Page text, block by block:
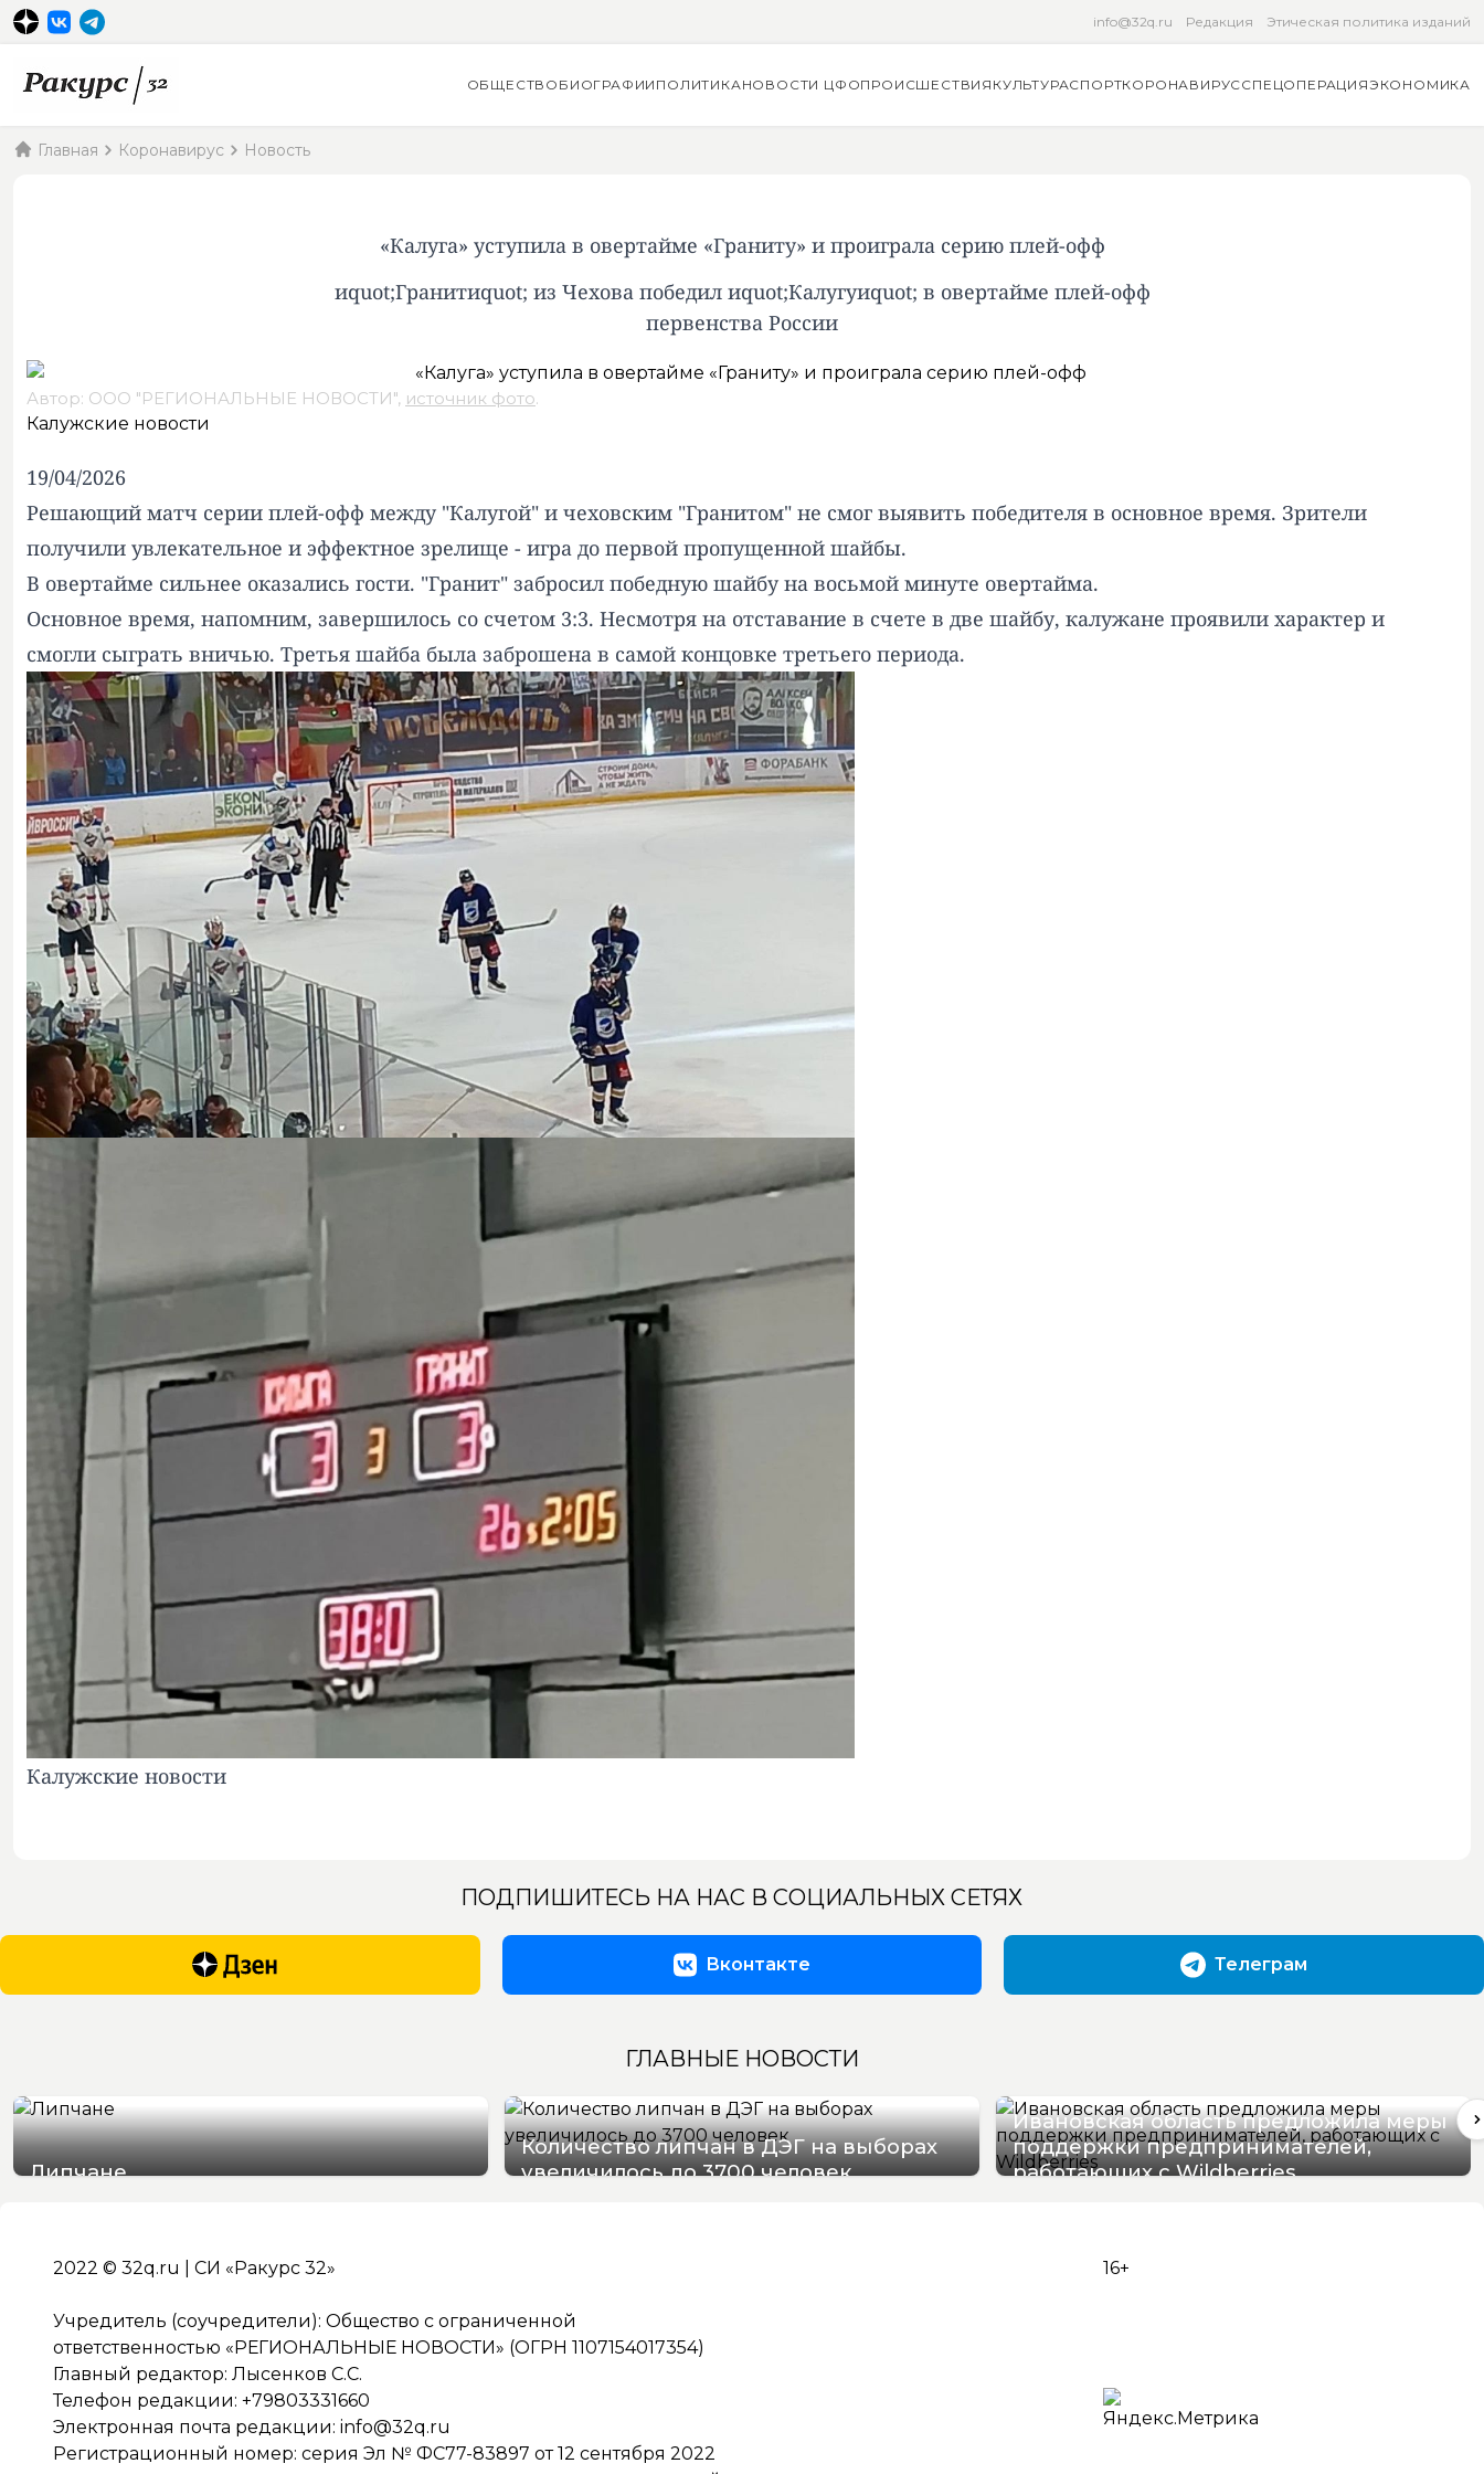
info@32q.ru Редакция Этическая политика изданий
ОБЩЕСТВО БИОГРАФИИ ПОЛИТИКАНОВОСТИ ЦФОПРОИСШЕСТВИЯ КУЛЬТУРАСПОРТКОРОНАВИРУССПЕЦОПЕРАЦИЯЭКОНОМИКА
Главная Коронавирус Новость
«Калуга» уступила в овертайме «Граниту» и проиграла серию плей-офф
иquot;Гранитиquot; из Чехова победил иquot;Калугуиquot; в овертайме плей-офф
первенства России
Автор: ООО "РЕГИОНАЛЬНЫЕ НОВОСТИ", источник фото.
Калужские новости
19/04/2026
Решающий матч серии плей-офф между "Калугой" и чеховским "Гранитом" не смог выявить победителя в основное время. Зрители
получили увлекательное и эффектное зрелище - игра до первой пропущенной шайбы.
В овертайме сильнее оказались гости. "Гранит" забросил победную шайбу на восьмой минуте овертайма.
Основное время, напомним, завершилось со счетом 3:3. Несмотря на отставание в счете в две шайбу, калужане проявили характер и
смогли сыграть вничью. Третья шайба была заброшена в самой концовке третьего периода.
Калужские новости
ПОДПИШИТЕСЬ НА НАС В СОЦИАЛЬНЫХ СЕТЯХ
Вконтакте Телеграм
ГЛАВНЫЕ НОВОСТИ
Липчане
Количество липчан в ДЭГ на выборах
увеличилось до 3700 человек
Ивановская область предложила меры
поддержки предпринимателей,
работающих с Wildberries
2022 © 32q.ru | СИ «Ракурс 32»
Учредитель (соучредители): Общество с ограниченной
ответственностью «РЕГИОНАЛЬНЫЕ НОВОСТИ» (ОГРН 1107154017354)
Главный редактор: Лысенков С.С.
Телефон редакции: +79803331660
Электронная почта редакции: info@32q.ru
Регистрационный номер: серия Эл № ФС77-83897 от 12 сентября 2022
16+